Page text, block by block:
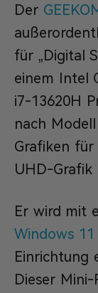
Der
für „Digital
einem Intel
i7-13620H
nach
Grafiken
UHD-Grafik
Er wird mit
Windows 11
Einrichtung
Dieser Mini-